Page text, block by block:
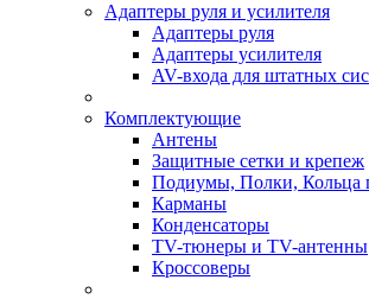
Адаптеры руля и усилителя
Адаптеры руля
Адаптеры усилителя
AV-входа для штатных
Комплектующие
Антены
Защитные сетки и крепеж
Подиумы, Полки, Кольца
Карманы
Конденсаторы
TV-тюнеры и TV-антенны
Кроссоверы